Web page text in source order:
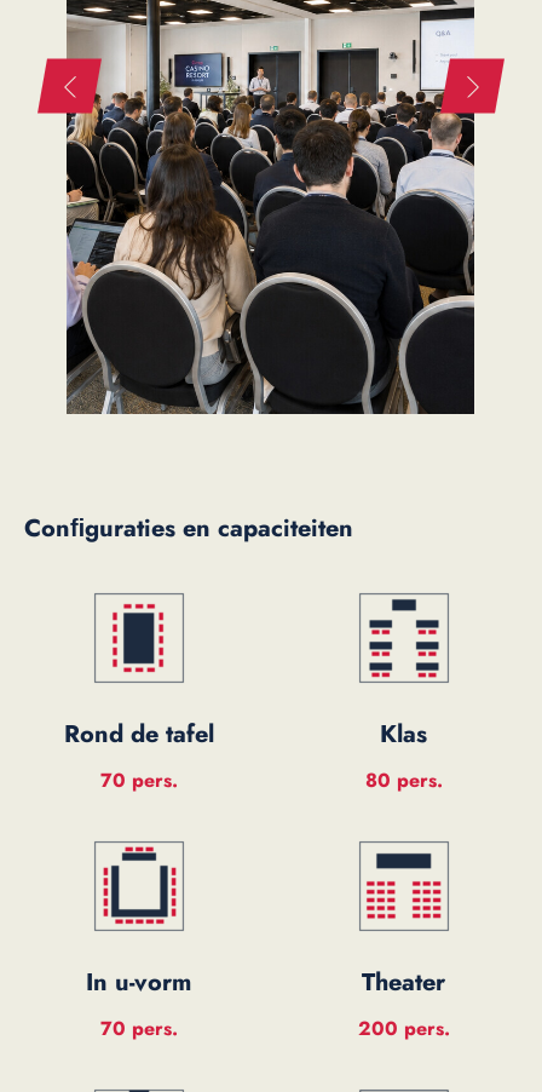
Conﬁguraties en capaciteiten
Rond de tafel
70 pers.
Klas
80 pers.
In u-vorm
70 pers.
Theater
200 pers.